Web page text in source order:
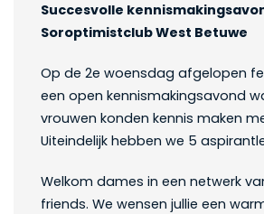
Succesvolle
Soroptimistclub West Betuwe
Op de 2e woensdag afgelopen
een open kennismakingsavond
vrouwen konden kennis maken
Uiteindelijk hebben we 5
Welkom dames in een netwerk
friends. We wensen jullie een